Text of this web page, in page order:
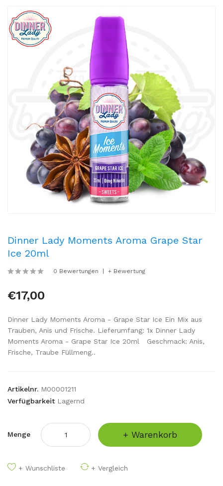
Dinner Lady Moments Aroma Grape Star
Ice 20ml
0 Bewertungen + Bewertung
€17,00
Dinner Lady Moments Aroma - Grape Star Ice Ein Mix aus
Trauben, Anis und Frische. Lieferumfang: 1x Dinner Lady
Moments Aroma - Grape Star Ice 20ml Geschmack: Anis,
Frische, Traube Füllmeng..
Artikelnr. M00001211
Verfügbarkeit Lagernd
Menge + Warenkorb
+ Wunschliste + Vergleich